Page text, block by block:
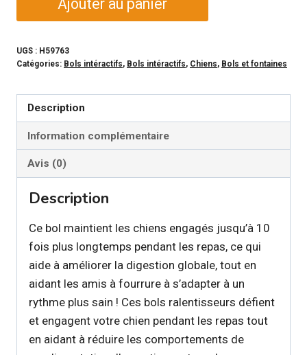
OTTOSSON
-
ralentisseur
orange
pour
chien
et
chat
Ajouter au panier
UGS : H59763
Catégories: Bols intéractifs, Bols intéractifs, Chiens, Bols et fontaines
Description
Information complémentaire
Avis (0)
Description
Ce bol maintient les chiens engagés jusqu’à 10
fois plus longtemps pendant les repas, ce qui
aide à améliorer la digestion globale, tout en
aidant les amis à fourrure à s’adapter à un
rythme plus sain ! Ces bols ralentisseurs défient
et engagent votre chien pendant les repas tout
en aidant à réduire les comportements de